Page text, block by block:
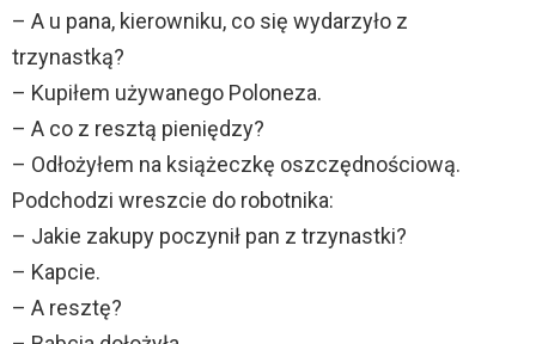
– A u pana, kierowniku, co się wydarzyło z
trzynastką?
– Kupiłem używanego Poloneza.
– A co z resztą pieniędzy?
– Odłożyłem na książeczkę oszczędnościową.
Podchodzi wreszcie do robotnika:
– Jakie zakupy poczynił pan z trzynastki?
– Kapcie.
– A resztę?